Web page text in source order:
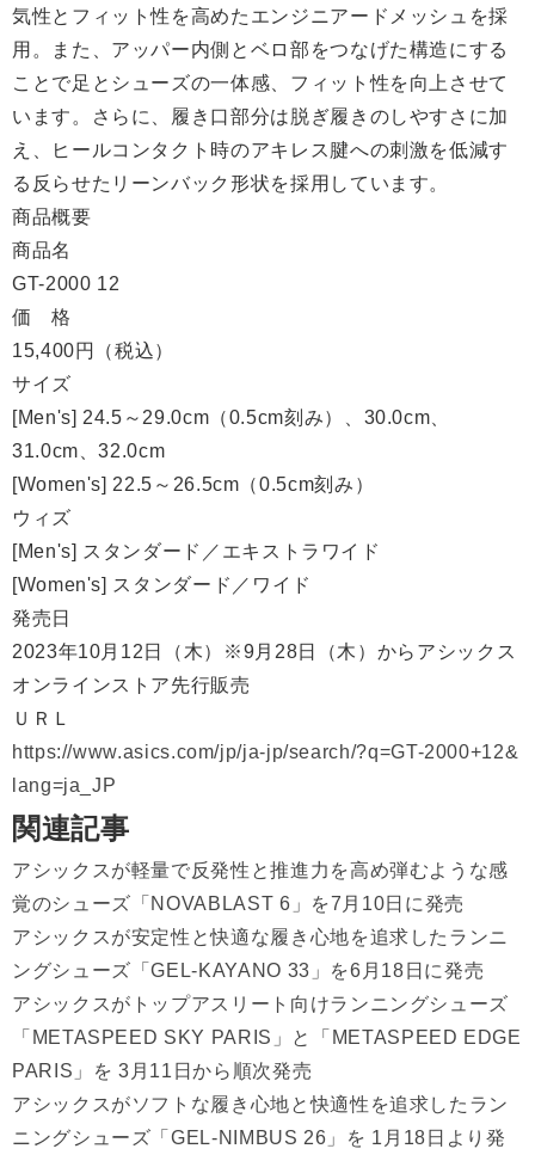
気性とフィット性を高めたエンジニアードメッシュを採
用。また、アッパー内側とベロ部をつなげた構造にする
ことで足とシューズの一体感、フィット性を向上させて
います。さらに、履き口部分は脱ぎ履きのしやすさに加
え、ヒールコンタクト時のアキレス腱への刺激を低減す
る反らせたリーンバック形状を採用しています。
商品概要
商品名
GT-2000 12
価 格
15,400円（税込）
サイズ
[Men's] 24.5～29.0cm（0.5cm刻み）、30.0cm、
31.0cm、32.0cm
[Women's] 22.5～26.5cm（0.5cm刻み）
ウィズ
[Men's] スタンダード／エキストラワイド
[Women's] スタンダード／ワイド
発売日
2023年10月12日（木）※9月28日（木）からアシックス
オンラインストア先行販売
ＵＲＬ
https://www.asics.com/jp/ja-jp/search/?q=GT-2000+12&
lang=ja_JP
関連記事
アシックスが軽量で反発性と推進力を高め弾むような感
覚のシューズ「NOVABLAST 6」を7月10日に発売
アシックスが安定性と快適な履き心地を追求したランニ
ングシューズ「GEL-KAYANO 33」を6月18日に発売
アシックスがトップアスリート向けランニングシューズ
「METASPEED SKY PARIS」と「METASPEED EDGE
PARIS」を 3月11日から順次発売
アシックスがソフトな履き心地と快適性を追求したラン
ニングシューズ「GEL-NIMBUS 26」を 1月18日より発